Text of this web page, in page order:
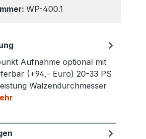
WP-400.1
Aufnahme optional mit
(+94,- Euro) 20-33 PS
Walzendurchmesser